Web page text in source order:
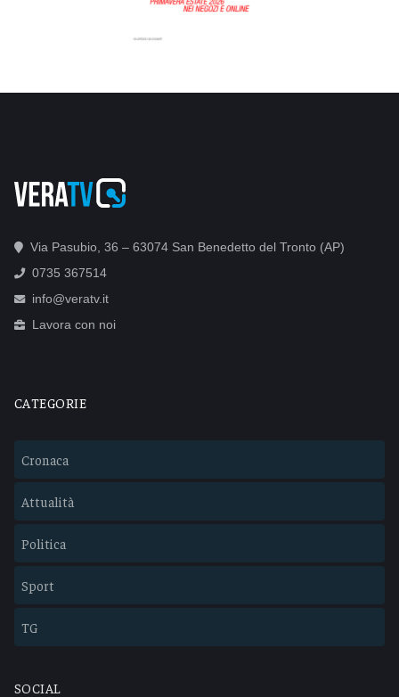
Via Pasubio, 36 – 63074 San Benedetto del Tronto (AP)
0735 367514
info@veratv.it
Lavora con noi
CATEGORIE
Cronaca
Attualità
Politica
Sport
TG
SOCIAL